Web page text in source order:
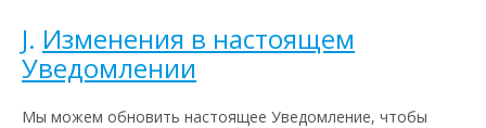
J. Изменения в настоящем
Уведомлении
Мы можем обновить настоящее Уведомление, чтобы